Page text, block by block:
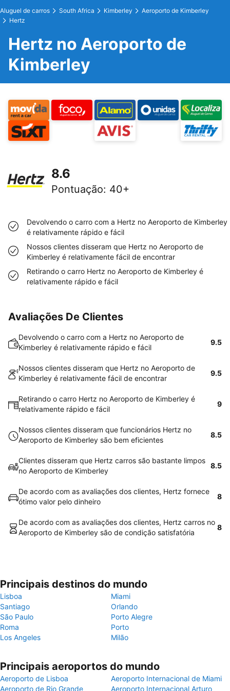
Aluguel de carros South Africa Kimberley
Aeroporto de Kimberley
Hertz
Hertz no Aeroporto de
Kimberley
8.6
Pontuação: 40+
Devolvendo o carro com a Hertz no Aeroporto de Kimberley
é relativamente rápido e fácil
Nossos clientes disseram que Hertz no Aeroporto de
Kimberley é relativamente fácil de encontrar
Retirando o carro Hertz no Aeroporto de Kimberley é
relativamente rápido e fácil
Avaliações De Clientes
Devolvendo o carro com a Hertz no Aeroporto de
Kimberley é relativamente rápido e fácil
9.5
Nossos clientes disseram que Hertz no Aeroporto de
Kimberley é relativamente fácil de encontrar
9.5
Retirando o carro Hertz no Aeroporto de Kimberley é
relativamente rápido e fácil
9
Nossos clientes disseram que funcionários Hertz no
Aeroporto de Kimberley são bem eficientes
8.5
Clientes disseram que Hertz carros são bastante limpos
no Aeroporto de Kimberley
8.5
De acordo com as avaliações dos clientes, Hertz fornece
ótimo valor pelo dinheiro
8
De acordo com as avaliações dos clientes, Hertz carros no
Aeroporto de Kimberley são de condição satisfatória
8
Principais destinos do mundo
Lisboa
Miami
Santiago
Orlando
São Paulo
Porto Alegre
Roma
Porto
Los Angeles
Milão
Principais aeroportos do mundo
Aeroporto de Lisboa
Aeroporto Internacional de Miami
Aeroporto de Rio Grande
Aeroporto Internacional Arturo